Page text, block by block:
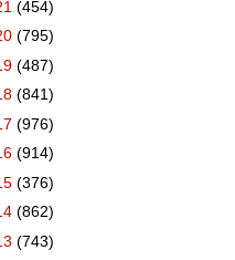
(454)
(795)
(487)
(841)
(976)
(914)
(376)
(862)
(743)